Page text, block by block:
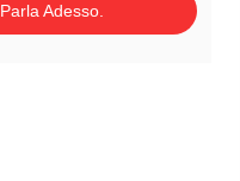
Parla Adesso.